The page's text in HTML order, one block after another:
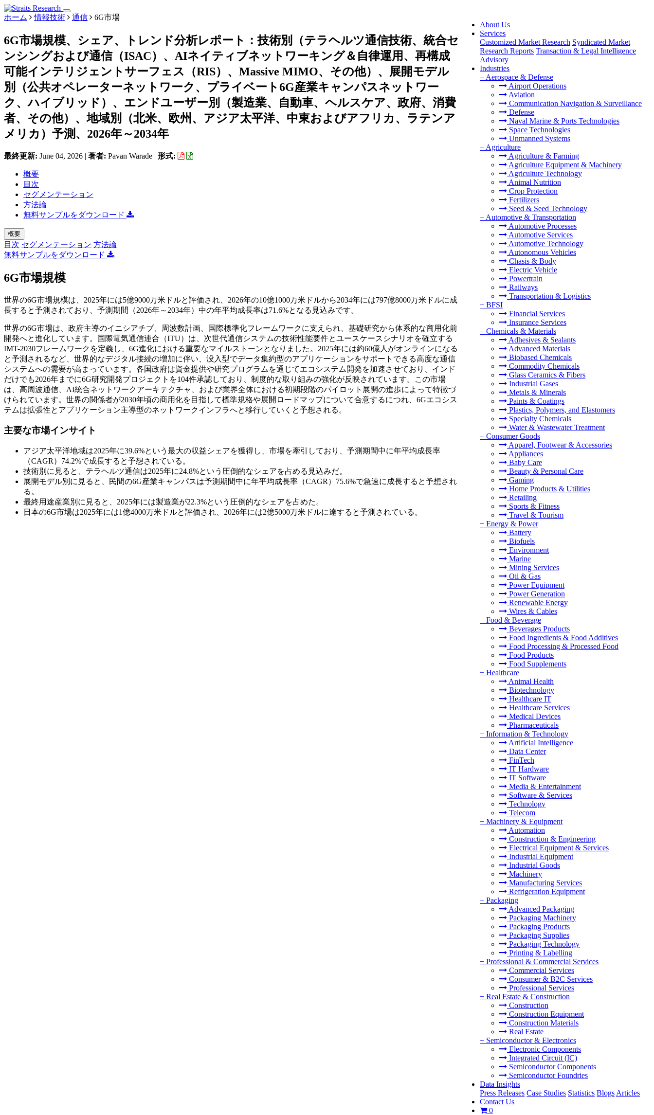
About Us
Services
Customized Market Research Syndicated Market
Research Reports Transaction & Legal Intelligence
Advisory
Industries
+ Aerospace & Defense
Airport Operations
Aviation
Communication Navigation & Surveillance
Defense
Naval Marine & Ports Technologies
Space Technologies
Unmanned Systems
+ Agriculture
Agriculture & Farming
Agriculture Equipment & Machinery
Agriculture Technology
Animal Nutrition
Crop Protection
Fertilizers
Seed & Seed Technology
+ Automotive & Transportation
Automotive Processes
Automotive Services
Automotive Technology
Autonomous Vehicles
Chasis & Body
Electric Vehicle
Powertrain
Railways
Transportation & Logistics
+ BFSI
Financial Services
Insurance Services
+ Chemicals & Materials
Adhesives & Sealants
Advanced Materials
Biobased Chemicals
Commodity Chemicals
Glass Ceramics & Fibers
Industrial Gases
Metals & Minerals
Paints & Coatings
Plastics, Polymers, and Elastomers
Specialty Chemicals
Water & Wastewater Treatment
+ Consumer Goods
Apparel, Footwear & Accessories
Appliances
Baby Care
Beauty & Personal Care
Gaming
Home Products & Utilities
Retailing
Sports & Fitness
Travel & Tourism
+ Energy & Power
Battery
Biofuels
Environment
Marine
Mining Services
Oil & Gas
Power Equipment
Power Generation
Renewable Energy
Wires & Cables
+ Food & Beverage
Beverages Products
Food Ingredients & Food Additives
Food Processing & Processed Food
Food Products
Food Supplements
+ Healthcare
Animal Health
Biotechnology
Healthcare IT
Healthcare Services
Medical Devices
Pharmaceuticals
+ Information & Technology
Artificial Intelligence
Data Center
FinTech
IT Hardware
IT Software
Media & Entertainment
Software & Services
Technology
Telecom
+ Machinery & Equipment
Automation
Construction & Engineering
Electrical Equipment & Services
Industrial Equipment
Industrial Goods
Machinery
Manufacturing Services
Refrigeration Equipment
+ Packaging
Advanced Packaging
Packaging Machinery
Packaging Products
Packaging Supplies
Packaging Technology
Printing & Labelling
+ Professional & Commercial Services
Commercial Services
Consumer & B2C Services
Professional Services
+ Real Estate & Construction
Construction
Construction Equipment
Construction Materials
Real Estate
+ Semiconductor & Electronics
Electronic Components
Integrated Circuit (IC)
Semiconductor Components
Semiconductor Foundries
Data Insights
Press Releases Case Studies Statistics Blogs Articles
Contact Us
0
ホーム 情報技術 通信 6G市場
6G市場規模、シェア、トレンド分析レポート：技術別（テラヘルツ通信技術、統合セ
ンシングおよび通信（ISAC）、AIネイティブネットワーキング＆自律運用、再構成
可能インテリジェントサーフェス（RIS）、Massive MIMO、その他）、展開モデル
別（公共オペレーターネットワーク、プライベート6G産業キャンパスネットワー
ク、ハイブリッド）、エンドユーザー別（製造業、自動車、ヘルスケア、政府、消費
者、その他）、地域別（北米、欧州、アジア太平洋、中東およびアフリカ、ラテンア
メリカ）予測、2026年～2034年
最終更新: June 04, 2026 | 著者: Pavan Warade | 形式:
概要
目次
セグメンテーション
方法論
無料サンプルをダウンロード
概要
目次 セグメンテーション 方法論
無料サンプルをダウンロード
6G市場規模
世界の6G市場規模は、2025年には5億9000万米ドルと評価され、2026年の10億1000万米ドルから2034年には797億8000万米ドルに成
長すると予測されており、予測期間（2026年～2034年）中の年平均成長率は71.6%となる見込みです。
世界の6G市場は、政府主導のイニシアチブ、周波数計画、国際標準化フレームワークに支えられ、基礎研究から体系的な商用化前
開発へと進化しています。国際電気通信連合（ITU）は、次世代通信システムの技術性能要件とユースケースシナリオを確立する
IMT-2030フレームワークを定義し、6G進化における重要なマイルストーンとなりました。2025年には約60億人がオンラインになる
と予測されるなど、世界的なデジタル接続の増加に伴い、没入型でデータ集約型のアプリケーションをサポートできる高度な通信
システムへの需要が高まっています。各国政府は資金提供や研究プログラムを通じてエコシステム開発を加速させており、インド
だけでも2026年までに6G研究開発プロジェクトを104件承認しており、制度的な取り組みの強化が反映されています。この市場
は、高周波通信、AI統合ネットワークアーキテクチャ、および業界全体における初期段階のパイロット展開の進歩によって特徴づ
けられています。世界の関係者が2030年頃の商用化を目指して標準規格や展開ロードマップについて合意するにつれ、6Gエコシス
テムは拡張性とアプリケーション主導型のネットワークインフラへと移行していくと予想される。
主要な市場インサイト
アジア太平洋地域は2025年に39.6%という最大の収益シェアを獲得し、市場を牽引しており、予測期間中に年平均成長率
（CAGR）74.2%で成長すると予想されている。
技術別に見ると、テラヘルツ通信は2025年に24.8%という圧倒的なシェアを占める見込みだ。
展開モデル別に見ると、民間の6G産業キャンパスは予測期間中に年平均成長率（CAGR）75.6%で急速に成長すると予想され
る。
最終用途産業別に見ると、2025年には製造業が22.3%という圧倒的なシェアを占めた。
日本の6G市場は2025年には1億4000万米ドルと評価され、2026年には2億5000万米ドルに達すると予測されている。